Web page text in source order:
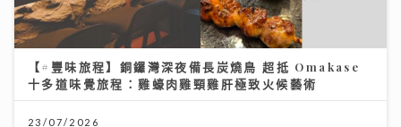
【#豐味旅程】銅鑼灣深夜備長炭燒鳥 超抵 Omakase
十多道味覺旅程：雞蠔肉雞頸雞肝極致火候藝術
23/07/2026